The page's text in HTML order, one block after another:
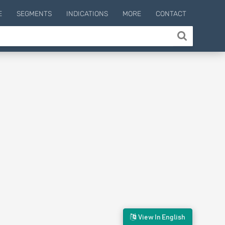
SEGMENTS INDICATIONS MORE CONTACT
View In English